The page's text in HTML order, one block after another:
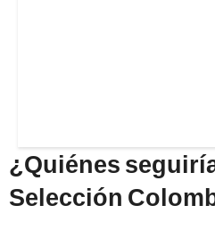
¿Quiénes
Selección